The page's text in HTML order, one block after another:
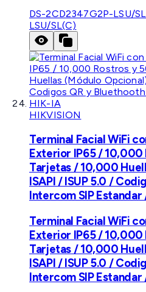
DS-2CD2347G2P-LSU/
LSU/SL(C)
HIKVISION
Terminal Facial WiFi
Exterior IP65 /
Tarjetas / 10,000
ISAPI / ISUP 5.0 /
Intercom SIP Estandar
Terminal Facial WiFi
Exterior IP65 /
Tarjetas / 10,000
ISAPI / ISUP 5.0 /
Intercom SIP Estandar